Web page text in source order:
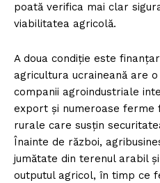
poată verifica mai clar
viabilitatea agricolă.
A doua condiție este
agricultura ucraineană are
companii agroindustriale
export și numeroase ferme
rurale care susțin
Înainte de război,
jumătate din terenul arabil
outputul agricol, în timp ce